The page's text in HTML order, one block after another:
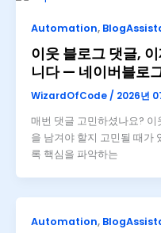
Automation,
이웃 블로그 댓글,
니다 — 네이버블로
WizardOfCode / 2026년
매번 댓글 고민하셨나요?
을 남겨야 할지 고민될 때가
록 핵심을 파악하는
Automation,